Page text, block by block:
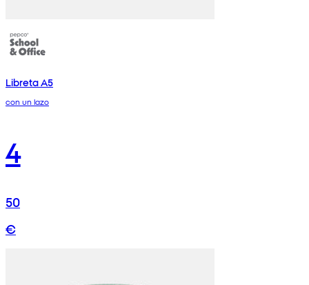
Libreta A5
con un lazo
4
50
€